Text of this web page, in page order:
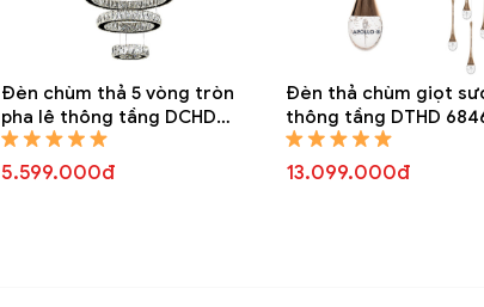
Đèn chùm thả 5 vòng tròn
pha lê thông tầng DCHD
6821A
5.599.000đ
Đèn thả chùm giọt
thông tầng DTHD
13.099.000đ